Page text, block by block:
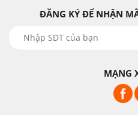
ĐĂNG KÝ ĐỂ NHẬN
MẠNG